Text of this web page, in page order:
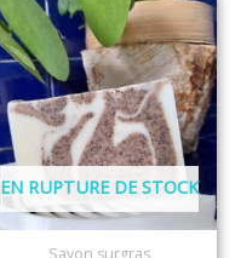
EN RUPTURE DE STOCK
Savon surgras